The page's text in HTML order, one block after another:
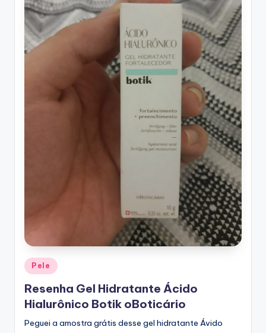
Posted
in
Pele
Resenha Gel Hidratante Ácido
Hialurônico Botik oBoticário
Peguei a amostra grátis desse gel hidratante Ávido